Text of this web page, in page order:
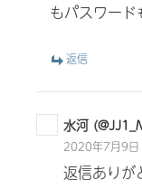
もパスワー
返信
水河
2020年7月9
返信ありが